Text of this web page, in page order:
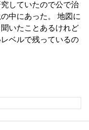
していたので公で治
中にあった。 地図に
いたことあるけれど
ベルで残っているの